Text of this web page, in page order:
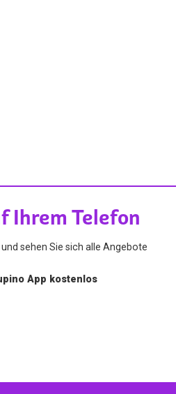
Ihrem Telefon
sehen Sie sich alle Angebote
App kostenlos